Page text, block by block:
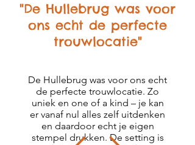
"De Hullebrug was voor
ons echt de perfecte
trouwlocatie"
De Hullebrug was voor ons echt
de perfecte trouwlocatie. Zo
uniek en one of a kind – je kan
er vanaf nul alles zelf uitdenken
en daardoor echt je eigen
stempel drukken. De setting is